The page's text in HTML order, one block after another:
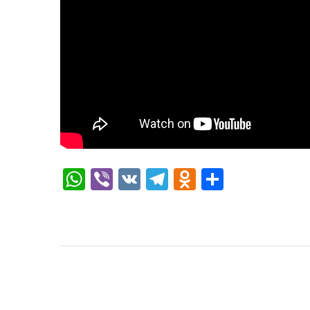
WhatsApp
Viber
VK Telegram